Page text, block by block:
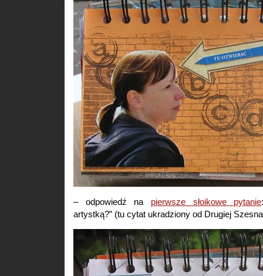
– odpowiedź na pierwsze słoikowe pytanie
artystką?” (tu cytat ukradziony od Drugiej